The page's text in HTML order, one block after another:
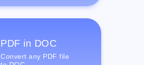
PDF in DOC
Convert any PDF file